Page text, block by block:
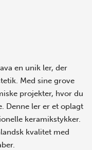
en unik ler, der
Med sine grove
projekter, hvor du
Denne ler er et oplagt
keramikstykker.
kvalitet med